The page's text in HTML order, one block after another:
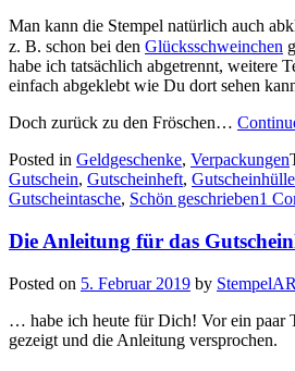
Man kann die Stempel natürlich auch
z. B. schon bei den Glücksschweinchen
habe ich tatsächlich abgetrennt, weitere
einfach abgeklebt wie Du dort sehen
Doch zurück zu den Fröschen…
Posted in Geldgeschenke, Verpackungen
Gutschein, Gutscheinheft, Gutscheinhülle
Gutscheintasche, Schön geschrieben1
Die Anleitung für das
Posted on 5. Februar 2019 by
… habe ich heute für Dich! Vor ein paar
gezeigt und die Anleitung versprochen.